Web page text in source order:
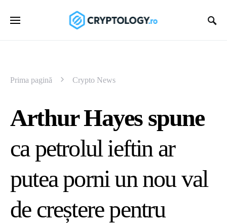
Prima pagină Crypto News
Arthur Hayes spune
ca petrolul ieftin ar
putea porni un nou val
de creștere pentru